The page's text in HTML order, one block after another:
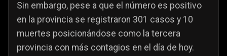
Sin embargo, pese a que el número es positivo
en la provincia se registraron 301 casos y 10
muertes posicionándose como la tercera
provincia con más contagios en el día de hoy.